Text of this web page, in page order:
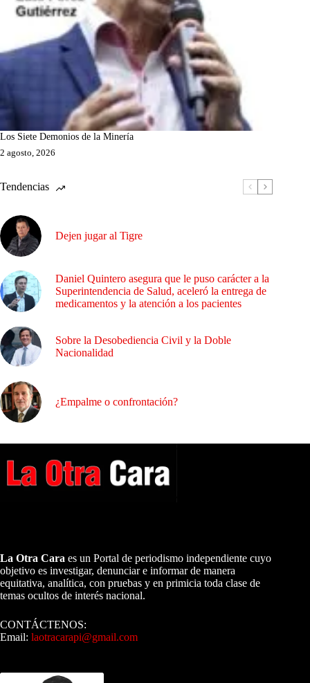
Los Siete Demonios de la Minería
2 agosto, 2026
Tendencias
Dejen jugar al Tigre
Daniel Quintero asegura que le puso carácter a la
Superintendencia de Salud, aceleró la entrega de
medicamentos y la atención a los pacientes
Sobre la Desobediencia Civil y la Doble
Nacionalidad
¿Empalme o confrontación?
La Otra Cara es un Portal de periodismo independiente cuyo
objetivo es investigar, denunciar e informar de manera
equitativa, analítica, con pruebas y en primicia toda clase de
temas ocultos de interés nacional.
CONTÁCTENOS:
Email: laotracarapi@gmail.com